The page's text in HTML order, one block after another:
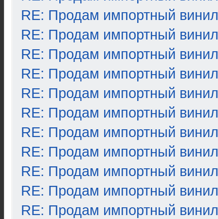
RE: Продам импортный винил
RE: Продам импортный винил
RE: Продам импортный винил
RE: Продам импортный винил
RE: Продам импортный винил
RE: Продам импортный винил
RE: Продам импортный винил
RE: Продам импортный винил
RE: Продам импортный винил
RE: Продам импортный винил
RE: Продам импортный винил